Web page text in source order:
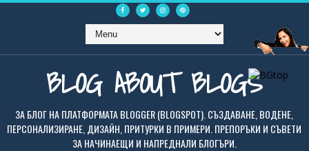
BLOG ABOUT BLOGS
ЗА БЛОГ НА ПЛАТФОРМАТА BLOGGER (BLOGSPOT). СЪЗДАВАНЕ, ВОДЕНЕ,
ПЕРСОНАЛИЗИРАНЕ, ДИЗАЙН, ПРИТУРКИ В ПРИМЕРИ. ПРЕПОРЪКИ И СЪВЕТИ
ЗА НАЧИНАЕЩИ И НАПРЕДНАЛИ БЛОГЪРИ.